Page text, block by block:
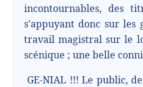
incontournables, des
s'appuyant donc sur les
travail magistral sur le
scénique ; une belle
GE-NIAL !!! Le public,